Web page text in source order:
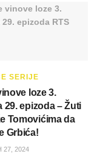
SERIJE
loze 3.
29. epizoda – Žuti
Tomovićima da
Grbića!
27, 2024